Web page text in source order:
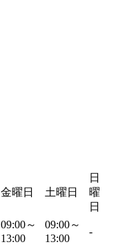
金曜日 土曜日
日
曜
日
09:00～
13:00
09:00～
13:00
-